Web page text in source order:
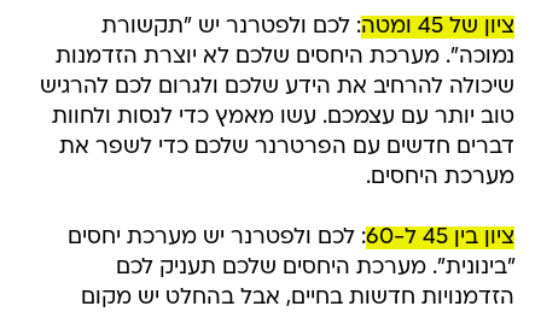
ציון של 45 ומטה
: לכם ולפטרנר יש "תקשורת
נמוכה". מערכת היחסים שלכם לא יוצרת הזדמנות
שיכולה להרחיב את הידע שלכם ולגרום לכם להרגיש
טוב יותר עם עצמכם. עשו מאמץ כדי לנסות ולחוות
דברים חדשים עם הפרטרנר שלכם כדי לשפר את
מערכת היחסים.
ציון בין 45 ל-60
: לכם ולפטרנר יש מערכת יחסים
"בינונית". מערכת היחסים שלכם תעניק לכם
הזדמנויות חדשות בחיים, אבל בהחלט יש מקום